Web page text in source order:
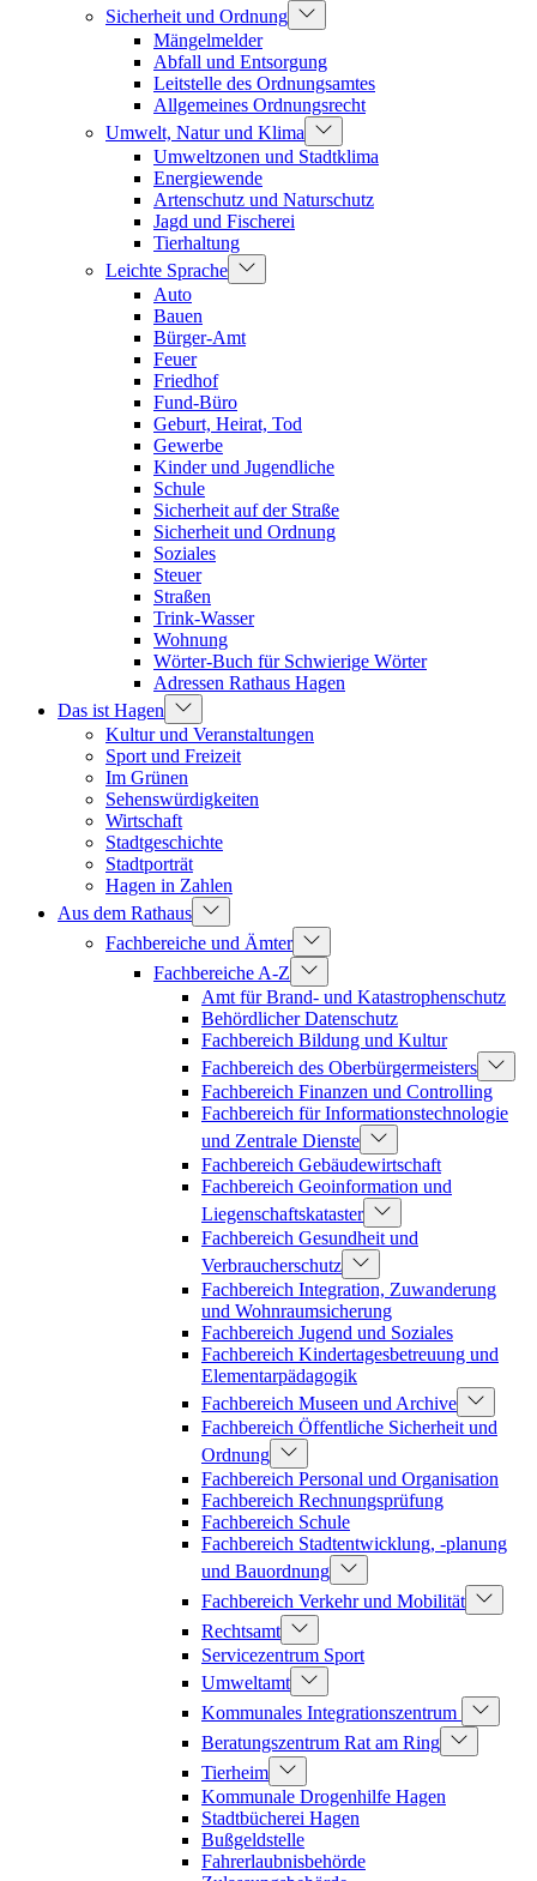
Sicherheit und Ordnung
Mängelmelder
Abfall und Entsorgung
Leitstelle des Ordnungsamtes
Allgemeines Ordnungsrecht
Umwelt, Natur und Klima
Umweltzonen und Stadtklima
Energiewende
Artenschutz und Naturschutz
Jagd und Fischerei
Tierhaltung
Leichte Sprache
Auto
Bauen
Bürger-Amt
Feuer
Friedhof
Fund-Büro
Geburt, Heirat, Tod
Gewerbe
Kinder und Jugendliche
Schule
Sicherheit auf der Straße
Sicherheit und Ordnung
Soziales
Steuer
Straßen
Trink-Wasser
Wohnung
Wörter-Buch für Schwierige Wörter
Adressen Rathaus Hagen
Das ist Hagen
Kultur und Veranstaltungen
Sport und Freizeit
Im Grünen
Sehenswürdigkeiten
Wirtschaft
Stadtgeschichte
Stadtporträt
Hagen in Zahlen
Aus dem Rathaus
Fachbereiche und Ämter
Fachbereiche A-Z
Amt für Brand- und Katastrophenschutz
Behördlicher Datenschutz
Fachbereich Bildung und Kultur
Fachbereich des Oberbürgermeisters
Fachbereich Finanzen und Controlling
Fachbereich für Informationstechnologie
und Zentrale Dienste
Fachbereich Gebäudewirtschaft
Fachbereich Geoinformation und
Liegenschaftskataster
Fachbereich Gesundheit und
Verbraucherschutz
Fachbereich Integration, Zuwanderung
und Wohnraumsicherung
Fachbereich Jugend und Soziales
Fachbereich Kindertagesbetreuung und
Elementarpädagogik
Fachbereich Museen und Archive
Fachbereich Öffentliche Sicherheit und
Ordnung
Fachbereich Personal und Organisation
Fachbereich Rechnungsprüfung
Fachbereich Schule
Fachbereich Stadtentwicklung, -planung
und Bauordnung
Fachbereich Verkehr und Mobilität
Rechtsamt
Servicezentrum Sport
Umweltamt
Kommunales Integrationszentrum
Beratungszentrum Rat am Ring
Tierheim
Kommunale Drogenhilfe Hagen
Stadtbücherei Hagen
Bußgeldstelle
Fahrerlaubnisbehörde